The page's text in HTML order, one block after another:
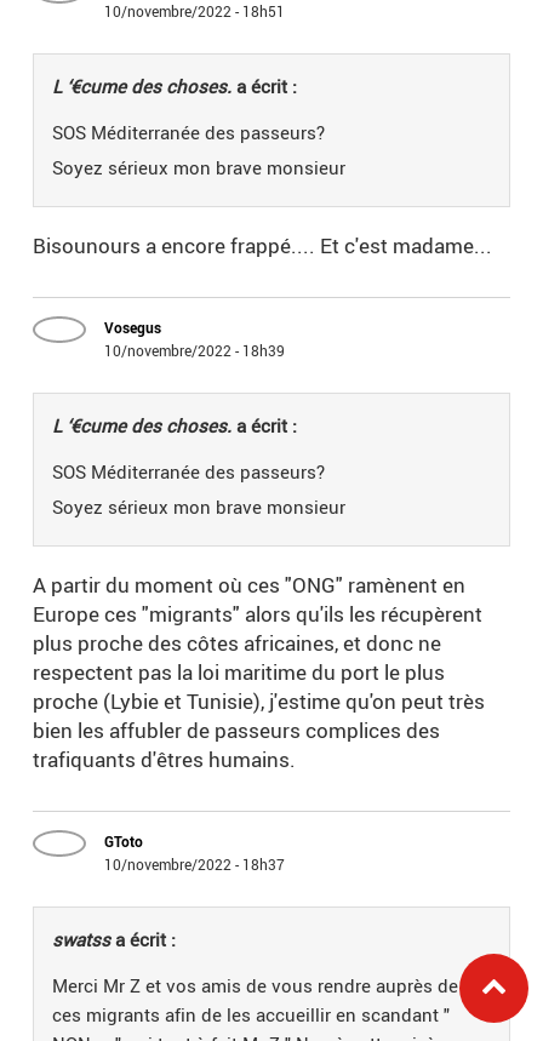
10/novembre/2022 - 18h51
L ‘€cume des choses. a écrit :
SOS Méditerranée des passeurs?
Soyez sérieux mon brave monsieur
Bisounours a encore frappé.... Et c'est madame...
Vosegus
10/novembre/2022 - 18h39
L ‘€cume des choses. a écrit :
SOS Méditerranée des passeurs?
Soyez sérieux mon brave monsieur
A partir du moment où ces "ONG" ramènent en
Europe ces "migrants" alors qu'ils les récupèrent
plus proche des côtes africaines, et donc ne
respectent pas la loi maritime du port le plus
proche (Lybie et Tunisie), j'estime qu'on peut très
bien les affubler de passeurs complices des
trafiquants d'êtres humains.
GToto
10/novembre/2022 - 18h37
swatssa écrit :
Merci Mr Z et vos amis de vous rendre auprès de
ces migrants afin de les accueillir en scandant "